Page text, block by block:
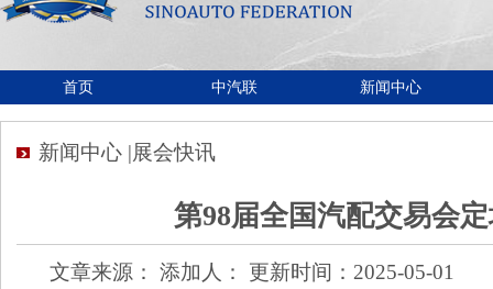
首页 中汽联 新闻中心
新闻中心 |展会快讯
第98届全国汽配交易会
文章来源： 添加人： 更新时间：2025-05-01